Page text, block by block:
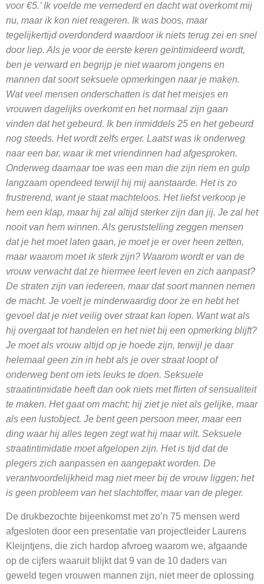
voor €5.’ Ik voelde me vernederd en dacht wat overkomt mij
nu, maar ik kon niet reageren. Ik was boos, maar
tegelijkertijd overdonderd waardoor ik niets terug zei en snel
door liep. Als je voor de eerste keren geïntimideerd wordt,
ben je verward en begrijp je niet waarom jongens en
mannen dat soort seksuele opmerkingen naar je maken.
Wat veel mensen onderschatten is dat het meisjes en
vrouwen dagelijks overkomt en het normaal zijn gaan
vinden dat het gebeurd. Ik ben inmiddels 25 en het gebeurd
nog steeds. Het wordt zelfs erger. Laatst was ik onderweg
naar een bar, waar ik met vriendinnen had afgesproken.
Onderweg daarnaar toe was een man die zijn riem en gulp
langzaam opendeed terwijl hij mij aanstaarde. Het is zo
frustrerend, want je staat machteloos. Het liefst verkoop je
hem een klap, maar hij zal altijd sterker zijn dan jij. Je zal het
nooit van hem winnen. Als geruststelling zeggen mensen
dat je het moet laten gaan, je moet je er over heen zetten,
maar waarom moet ik sterk zijn? Waarom wordt er van de
vrouw verwacht dat ze hiermee leert leven en zich aanpast?
De straten zijn van iedereen, maar dat soort mannen nemen
de macht. Je voelt je minderwaardig door ze en hebt het
gevoel dat je niet veilig over straat kan lopen. Want wat als
hij overgaat tot handelen en het niet bij een opmerking blijft?
Je moet als vrouw altijd op je hoede zijn, terwijl je daar
helemaal geen zin in hebt als je over straat loopt of
onderweg bent om iets leuks te doen. Seksuele
straatintimidatie heeft dan ook niets met flirten of sensualiteit
te maken. Het gaat om macht; hij ziet je niet als gelijke, maar
als een lustobject. Je bent geen persoon meer, maar een
ding waar hij alles tegen zegt wat hij maar wilt. Seksuele
straatintimidatie moet afgelopen zijn. Het is tijd dat de
plegers zich aanpassen en aangepakt worden. De
verantwoordelijkheid mag niet meer bij de vrouw liggen; het
is geen probleem van het slachtoffer, maar van de pleger.
De drukbezochte bijeenkomst met zo’n 75 mensen werd
afgesloten door een presentatie van projectleider Laurens
Kleijntjens, die zich hardop afvroeg waarom we, afgaande
op de cijfers waaruit blijkt dat 9 van de 10 daders van
geweld tegen vrouwen mannen zijn, niet meer de oplossing